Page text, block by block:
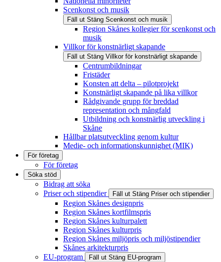
Scenkonst och musik
Fäll ut Stäng Scenkonst och musik
Region Skånes kollegier för scenkonst och
musik
Villkor för konstnärligt skapande
Fäll ut Stäng Villkor för konstnärligt skapande
Centrumbildningar
Fristäder
Konsten att delta – pilotprojekt
Konstnärligt skapande på lika villkor
Rådgivande grupp för breddad
representation och mångfald
Utbildning och konstnärlig utveckling i
Skåne
Hållbar platsutveckling genom kultur
Medie- och informationskunnighet (MIK)
För företag
För företag
Söka stöd
Bidrag att söka
Priser och stipendier
Fäll ut Stäng Priser och stipendier
Region Skånes designpris
Region Skånes kortfilmspris
Region Skånes kulturpalett
Region Skånes kulturpris
Region Skånes miljöpris och miljöstipendier
Skånes arkitekturpris
EU-program
Fäll ut Stäng EU-program